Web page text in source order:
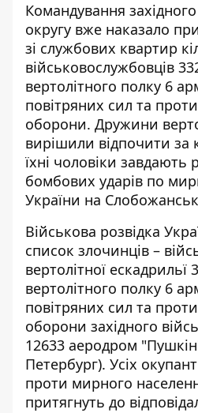
Командування
округу вже наказало
зі службових квартир
військовослужбовців
вертолітного полку 6
повітряних сил та
оборони. Дружини
вирішили відпочити за
їхні чоловіки завдають
бомбових ударів по
України на
Військова розвідка
список злочинців –
вертолітної ескадрильї
вертолітного полку 6
повітряних сил та
оборони західного
12633 аеродром
Петербург). Усіх
проти мирного
притягнуть до